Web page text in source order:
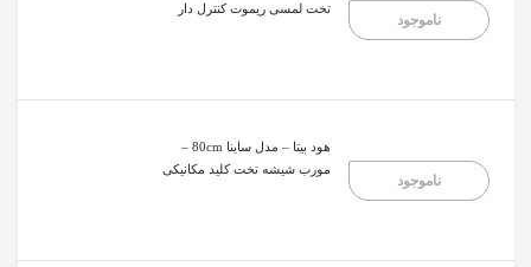
ناموجود
تخت لمسی ریموت کنترل دار
ناموجود
هود بیتا – مدل ساینا 80cm –
مورب شیشه تخت کلید مکانیکی